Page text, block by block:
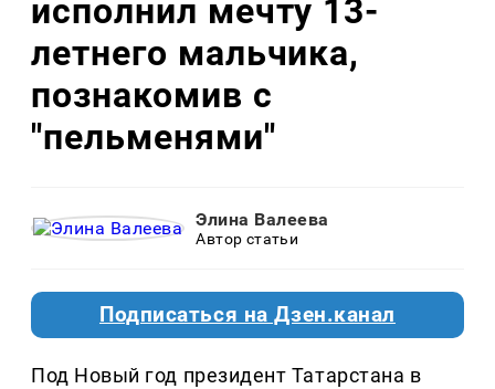
исполнил мечту 13-
летнего мальчика,
познакомив с
"пельменями"
Элина Валеева
Автор статьи
Подписаться на Дзен.канал
Под Новый год президент Татарстана в